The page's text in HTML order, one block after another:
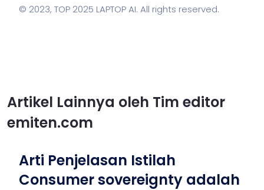
© 2023, TOP 2025 LAPTOP AI. All rights reserved.
Artikel Lainnya oleh Tim editor
emiten.com
Arti Penjelasan Istilah
Consumer sovereignty adalah